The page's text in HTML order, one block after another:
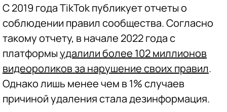
С 2019 года TikTok публикует отчеты о
соблюдении правил сообщества. Согласно
такому отчету, в начале 2022 года с
платформыудалили более 102 миллионов
видеороликов за нарушение своих правил.
Однако лишь менее чем в 1% случаев
причиной удаления стала дезинформация.